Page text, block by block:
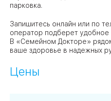
парковка.
Запишитесь онлайн или по
оператор подберет удобное
В «Семейном Докторе»
ваше здоровье в надежных
Цены